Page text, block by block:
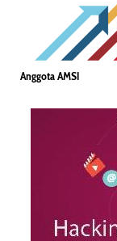
Anggota AMSI